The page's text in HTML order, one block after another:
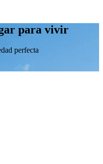
para vivir
perfecta